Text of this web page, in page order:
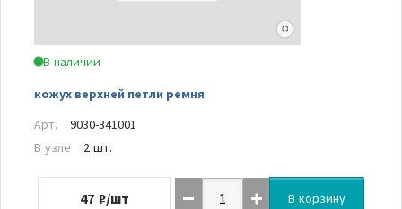
В наличии
кожух верхней петли ремня
Арт.
9030-341001
В узле
2 шт.
47 ₽/шт В корзину